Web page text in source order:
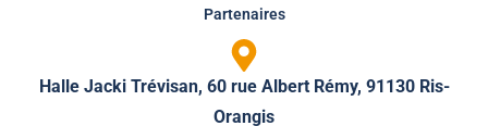
Partenaires
Halle Jacki Trévisan, 60 rue Albert Rémy, 91130 Ris-
Orangis